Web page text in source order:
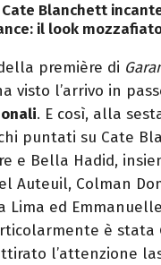
Cate Blanchett
il look
première di
visto l’arrivo in
. E così, alla
puntati su Cate
e Bella Hadid,
Auteuil, Colman
Lima ed
è stata
l’attenzione